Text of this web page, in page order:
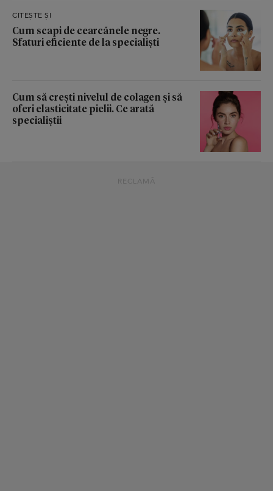
CITEȘTE ȘI
Cum scapi de cearcănele negre.
Sfaturi eficiente de la specialiști
Cum să crești nivelul de colagen și să
oferi elasticitate pielii. Ce arată
specialiștii
RECLAMĂ